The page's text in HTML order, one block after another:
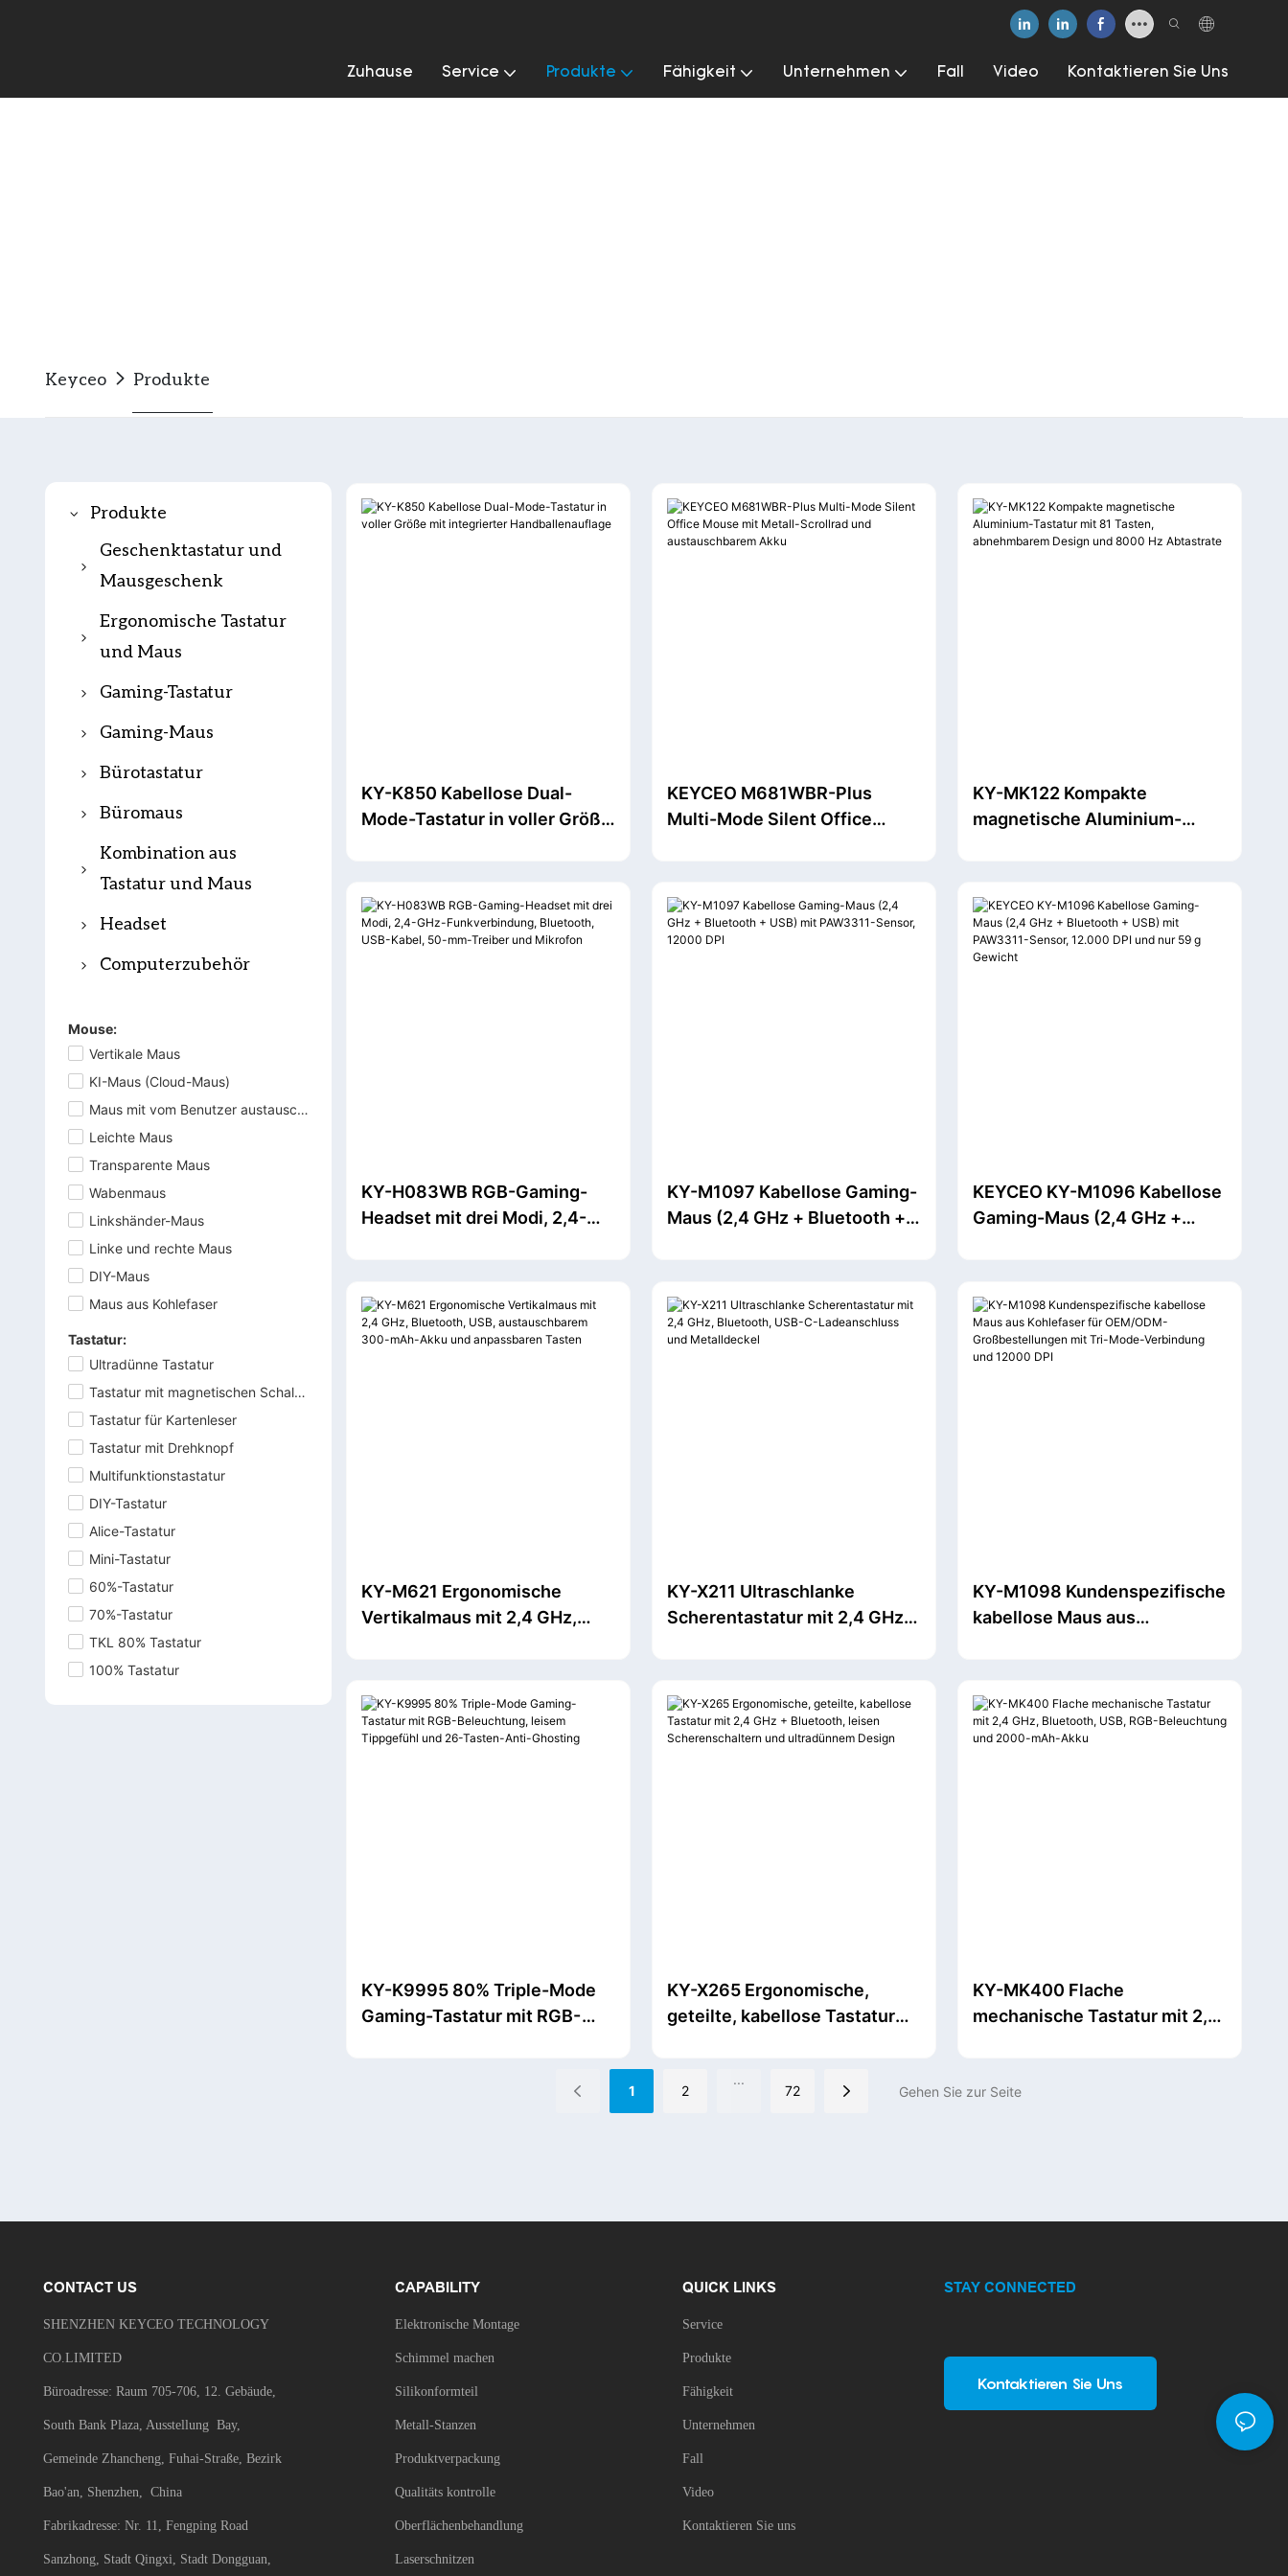
Zuhause Service Produkte Fähigkeit Unternehmen Fall Video Kontaktieren Sie Uns
Keyceo Produkte
Produkte
Geschenktastatur und
Mausgeschenk
Geschenk-Tastatur
Geschenkmaus
Geschenktastatur
und Maus
Ergonomische Tastatur
und Maus
Ergonomische
Tastatur und Maus
Gaming-Tastatur
Magnetschaltertastat
Standardtastatur
Gaming-Tastatur
Gaming-
Membrantastatur
Kabellose Gaming-
Membrantastatur
Gaming-Maus
Kabelgebundene
Bürotastatur
Scherentastatur
Kabelgebundene
Bürotastatur
Drahtlose
Büromaus
Drahtlose Büromaus
Kabelgebundene
Büromaus
Kombination aus
Tastatur und Maus
Gaming-Tastatur und
Office-Tastatur und -
Maus
Scherestastatur und
Headset
Gaming-Headset
Büro-Headset
TWS-Kopfhörer
Computerzubehör
Ständer
Gaming-Mauspad
Gaming-Mikrofon
Drahtloser Presenter-
Clicker
Mouse:
Vertikale Maus
KI-Maus (Cloud-Maus)
Maus mit vom Benutzer austauschbarer Batterie
Leichte Maus
Transparente Maus
Wabenmaus
Linkshänder-Maus
Linke und rechte Maus
DIY-Maus
Maus aus Kohlefaser
Tastatur:
Ultradünne Tastatur
Tastatur mit magnetischen Schaltern
Tastatur für Kartenleser
Tastatur mit Drehknopf
Multifunktionstastatur
DIY-Tastatur
Alice-Tastatur
Mini-Tastatur
60%-Tastatur
70%-Tastatur
TKL 80% Tastatur
100% Tastatur
KY-K850 Kabellose Dual-
Mode-Tastatur in voller Größe
KEYCEO M681WBR-Plus
Multi-Mode Silent Office
KY-MK122 Kompakte
magnetische Aluminium-
8000 Hz Abtastrate
KY-H083WB RGB-Gaming-
Headset mit drei Modi, 2,4-
mm-Treiber und Mikrofon
KY-M1097 Kabellose Gaming-
Maus (2,4 GHz + Bluetooth +
KEYCEO KY-M1096 Kabellose
Gaming-Maus (2,4 GHz +
und nur 59 g Gewicht
KY-M621 Ergonomische
Vertikalmaus mit 2,4 GHz,
Akku und anpassbaren Tasten
KY-X211 Ultraschlanke
Scherentastatur mit 2,4 GHz,
Metalldeckel
KY-M1098 Kundenspezifische
kabellose Maus aus
Mode-Verbindung und 12000
DPI
KY-K9995 80% Triple-Mode
Gaming-Tastatur mit RGB-
KY-X265 Ergonomische,
geteilte, kabellose Tastatur
ultradünnem Design
KY-MK400 Flache
mechanische Tastatur mit 2,4
Akku
1 2
...
72
CONTACT US
SHENZHEN KEYCEO TECHNOLOGY
CO.LIMITED
Büroadresse: Raum 705-706, 12. Gebäude,
South Bank Plaza, Ausstellung Bay,
Gemeinde Zhancheng, Fuhai-Straße, Bezirk
Bao'an, Shenzhen, China
Fabrikadresse: Nr. 11, Fengping Road
Sanzhong, Stadt Qingxi, Stadt Dongguan,
CAPABILITY
Elektronische Montage
Schimmel machen
Silikonformteil
Metall-Stanzen
Produktverpackung
Qualitäts kontrolle
Oberflächenbehandlung
Laserschnitzen
QUICK LINKS
Service
Produkte
Fähigkeit
Unternehmen
Fall
Video
Kontaktieren Sie uns
STAY CONNECTED
Kontaktieren Sie Uns